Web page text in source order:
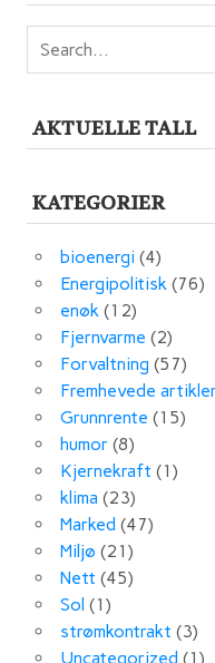
AKTUELLE TALL
KATEGORIER
bioenergi (4)
Energipolitisk (76)
enøk (12)
Fjernvarme (2)
Forvaltning (57)
Fremhevede
Grunnrente (15)
humor (8)
Kjernekraft (1)
klima (23)
Marked (47)
Miljø (21)
Nett (45)
Sol (1)
strømkontrakt (3)
Uncategorized (1)